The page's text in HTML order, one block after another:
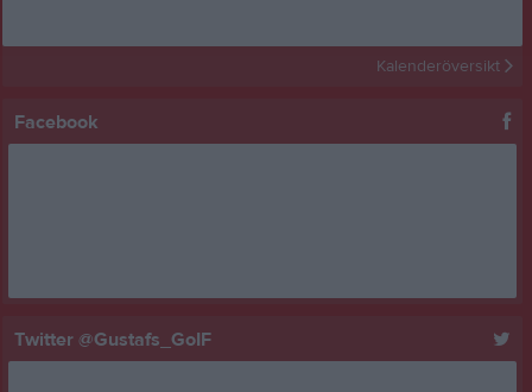
Kalenderöversikt
Facebook
Twitter @Gustafs_GoIF